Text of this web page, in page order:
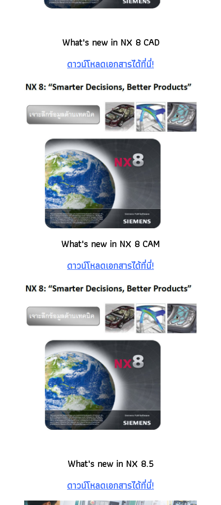
What's new in NX 8 CAD
ดาวน์โหลดเอกสารได้ที่นี่!
What's new in NX 8 CAM
ดาวน์โหลดเอกสารได้ที่นี่!
What's new in NX 8.5
ดาวน์โหลดเอกสารได้ที่นี่!